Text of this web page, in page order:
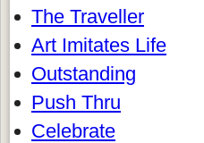
The Traveller
Art Imitates Life
Outstanding
Push Thru
Celebrate